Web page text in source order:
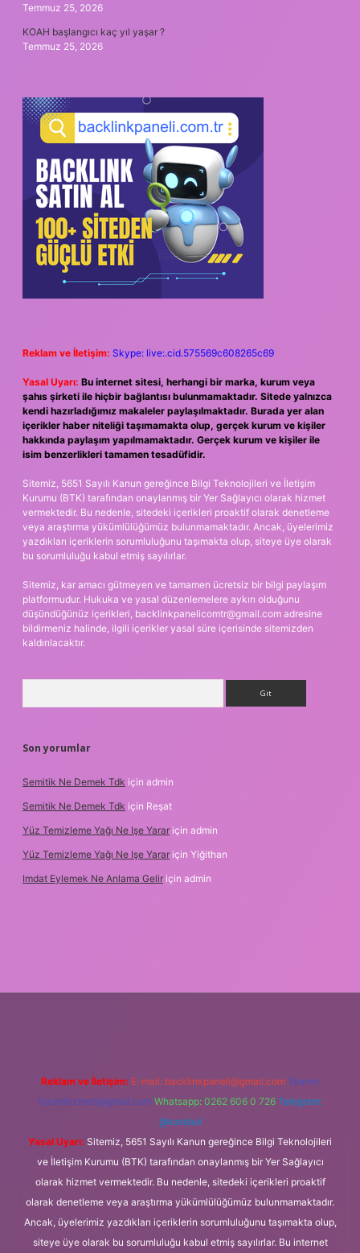
Temmuz 25, 2026
KOAH başlangıcı kaç yıl yaşar ?
Temmuz 25, 2026
Reklam ve İletişim: Skype: live:.cid.575569c608265c69
Yasal Uyarı: Bu internet sitesi, herhangi bir marka, kurum veya
şahıs şirketi ile hiçbir bağlantısı bulunmamaktadır. Sitede yalnızca
kendi hazırladığımız makaleler paylaşılmaktadır. Burada yer alan
içerikler haber niteliği taşımamakta olup, gerçek kurum ve kişiler
hakkında paylaşım yapılmamaktadır. Gerçek kurum ve kişiler ile
isim benzerlikleri tamamen tesadüfidir.
Sitemiz, 5651 Sayılı Kanun gereğince Bilgi Teknolojileri ve İletişim
Kurumu (BTK) tarafından onaylanmış bir Yer Sağlayıcı olarak hizmet
vermektedir. Bu nedenle, sitedeki içerikleri proaktif olarak denetleme
veya araştırma yükümlülüğümüz bulunmamaktadır. Ancak, üyelerimiz
yazdıkları içeriklerin sorumluluğunu taşımakta olup, siteye üye olarak
bu sorumluluğu kabul etmiş sayılırlar.
Sitemiz, kar amacı gütmeyen ve tamamen ücretsiz bir bilgi paylaşım
platformudur. Hukuka ve yasal düzenlemelere aykırı olduğunu
düşündüğünüz içerikleri, backlinkpanelicomtr@gmail.com adresine
bildirmeniz halinde, ilgili içerikler yasal süre içerisinde sitemizden
kaldırılacaktır.
Son yorumlar
Semitik Ne Demek Tdk için admin
Semitik Ne Demek Tdk için Reşat
Yüz Temizleme Yağı Ne Işe Yarar için admin
Yüz Temizleme Yağı Ne Işe Yarar için Yiğithan
Imdat Eylemek Ne Anlama Gelir için admin
Reklam ve İletişim: E-mail: backlinkpaneli@gmail.com Teams:
forumhizmeti@gmail.com Whatsapp: 0262 606 0 726 Telegram:
@karabul
Yasal Uyarı: Sitemiz, 5651 Sayılı Kanun gereğince Bilgi Teknolojileri
ve İletişim Kurumu (BTK) tarafından onaylanmış bir Yer Sağlayıcı
olarak hizmet vermektedir. Bu nedenle, sitedeki içerikleri proaktif
olarak denetleme veya araştırma yükümlülüğümüz bulunmamaktadır.
Ancak, üyelerimiz yazdıkları içeriklerin sorumluluğunu taşımakta olup,
siteye üye olarak bu sorumluluğu kabul etmiş sayılırlar. Bu internet